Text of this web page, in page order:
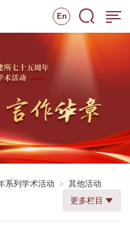
En
系列学术活动 > 其他活动
更多栏目